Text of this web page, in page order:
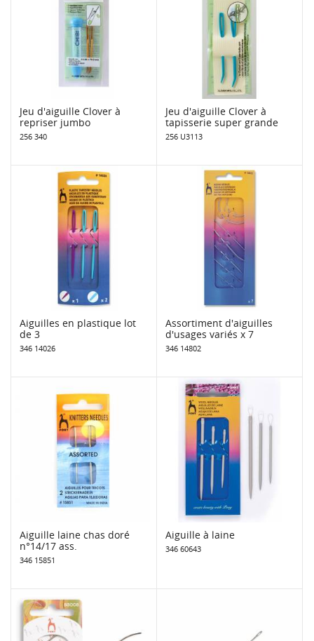
Jeu d'aiguille Clover à
repriser jumbo
256 340
Jeu d'aiguille Clover à
tapisserie super grande
256 U3113
Aiguilles en plastique lot
de 3
346 14026
Assortiment d'aiguilles
d'usages variés x 7
346 14802
Aiguille laine chas doré
n°14/17 ass.
346 15851
Aiguille à laine
346 60643